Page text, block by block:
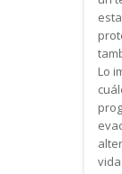
Lo